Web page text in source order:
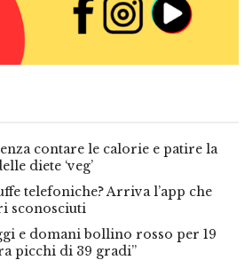
contare le calorie e patire la
diete ‘veg’
telefoniche? Arriva l’app che
sconosciuti
e domani bollino rosso per 19
picchi di 39 gradi”